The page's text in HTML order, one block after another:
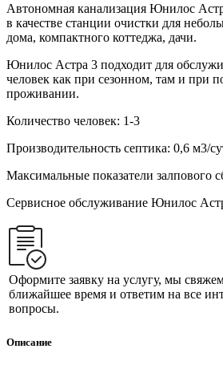
Автономная канализация Юнилос
в качестве станции очистки для
дома, компактного коттеджа, дачи.
Юнилос Астра 3 подходит для
человек как при сезонном, там и при
проживании.
Количество человек: 1-3
Производительность септика: 0,6 м3/
Максимальные показатели залпового
Сервисное обслуживание Юнилос
Оформите заявку на услугу, мы
ближайшее время и ответим на все
вопросы.
Описание